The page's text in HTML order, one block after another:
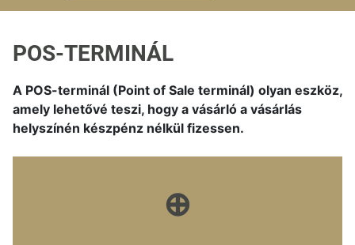
POS-TERMINÁL
A POS-terminál (Point of Sale terminál) olyan eszköz,
amely lehetővé teszi, hogy a vásárló a vásárlás
helyszínén készpénz nélkül fizessen.
⊕